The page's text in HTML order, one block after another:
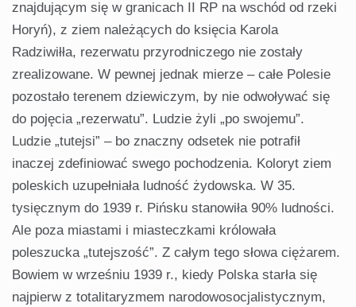
znajdującym się w granicach II RP na wschód od rzeki
Horyń), z ziem należących do księcia Karola
Radziwiłła, rezerwatu przy­rodniczego nie zostały
zrealizowane. W pewnej jednak mierze – całe Po­lesie
pozostało terenem dziewiczym, by nie odwoływać się
do pojęcia „re­zerwatu”. Ludzie żyli „po swojemu”.
Ludzie „tutejsi” – bo znaczny odsetek nie potrafił
inaczej zdefiniować swego pochodzenia. Koloryt ziem
poleskich uzupełniała ludność żydowska. W 35.
tysięcznym do 1939 r. Pińsku stano­wiła 90% ludności.
Ale poza miastami i miasteczkami królowała
poleszucka „tutejszość”. Z całym tego słowa cię­żarem.
Bowiem w wrześniu 1939 r., kiedy Polska starła się
najpierw z to­talitaryzmem narodowosocjalistycznym,